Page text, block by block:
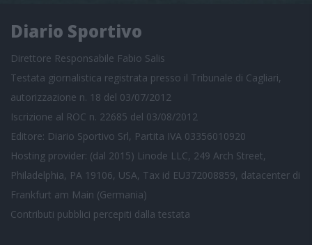
Diario Sportivo
Direttore Responsabile Fabio Salis
Testata giornalistica registrata presso il Tribunale di Cagliari,
autorizzazione n. 18 del 03/07/2012
Iscrizione al ROC n. 22685 del 03/08/2012
Editore: Diario Sportivo Srl, Partita IVA 03356010920
Hosting provider: (dal 2015) Linode LLC, 249 Arch Street,
Philadelphia, PA 19106, USA, Tax id EU372008859, datacenter di
Frankfurt am Main (Germania)
Contributi pubblici percepiti dalla testata